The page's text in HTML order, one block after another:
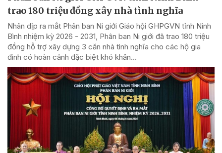
trao 180 triệu đồng xây nhà tình nghĩa
Nhân dịp ra mắt Phân ban Ni giới Giáo hội GHPGVN tỉnh Ninh
Bình nhiệm kỳ 2026 - 2031, Phân ban Ni giới đã trao 180 triệu
đồng hỗ trợ xây dựng 3 căn nhà tình nghĩa cho các hộ gia
đình có hoàn cảnh đặc biệt khó khăn...